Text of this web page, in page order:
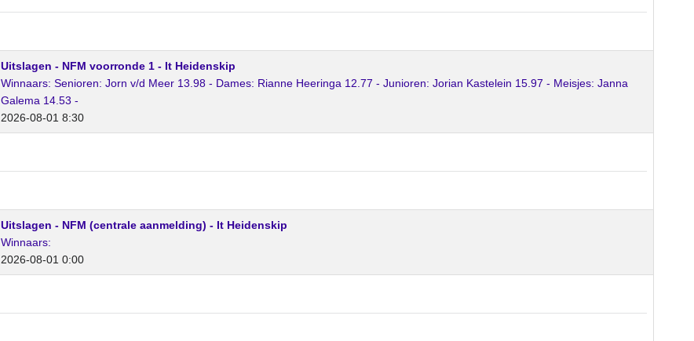
Uitslagen - NFM voorronde 1 - It Heidenskip
Winnaars: Senioren: Jorn v/d Meer 13.98 - Dames: Rianne Heeringa 12.77 - Junioren: Jorian Kastelein 15.97 - Meisjes: Janna
Galema 14.53 -
2026-08-01 8:30
Uitslagen - NFM (centrale aanmelding) - It Heidenskip
Winnaars:
2026-08-01 0:00